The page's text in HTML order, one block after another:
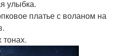
улыбка.
платье с воланом на